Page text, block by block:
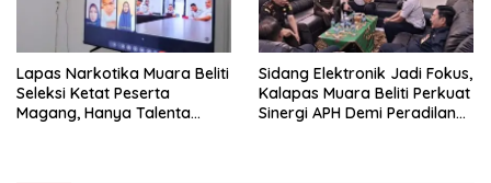
Lapas Narkotika Muara Beliti
Seleksi Ketat Peserta
Magang, Hanya Talenta
Sidang Elektronik Jadi Fokus,
Kalapas Muara Beliti Perkuat
Sinergi APH Demi Peradilan